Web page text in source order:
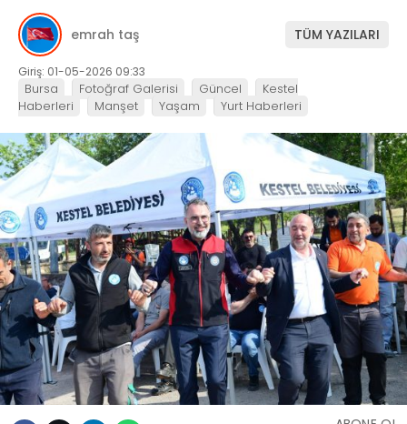
emrah taş TÜM YAZILARI
Giriş: 01-05-2026 09:33
Bursa Fotoğraf Galerisi Güncel
Kestel
Haberleri
Manşet Yaşam Yurt Haberleri